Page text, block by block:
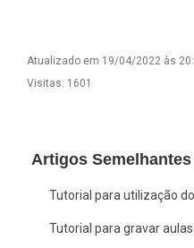
Atualizado em 19/04/2022 às
Visitas: 1601
Artigos Semelhantes
Tutorial para utilização do
Tutorial para gravar